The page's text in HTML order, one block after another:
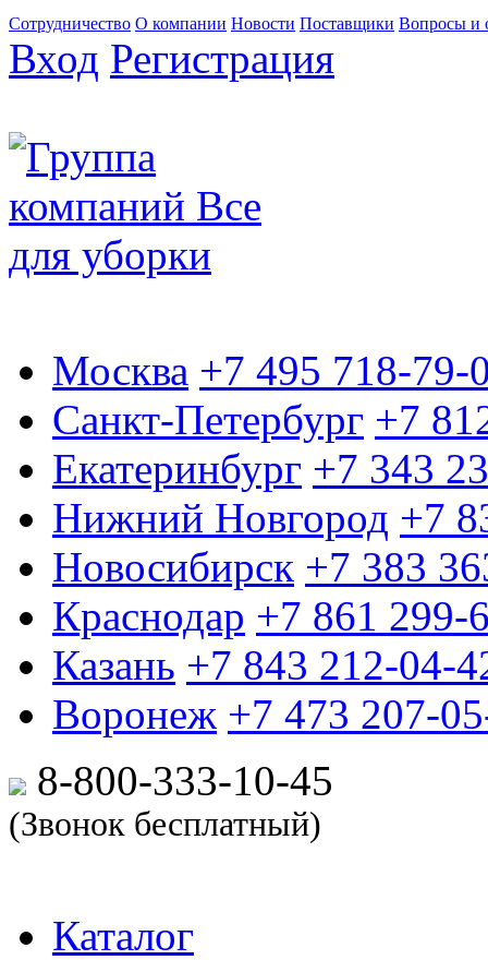
Сотрудничество О компании Новости Поставщики Вопросы и
Вход Регистрация
Москва +7 495 718-79-
Санкт-Петербург +7
Екатеринбург +7 343
Нижний Новгород +7
Новосибирск +7 383
Краснодар +7 861 299-
Казань +7 843 212-04-
Воронеж +7 473 207-
8-800-333-10-45
(Звонок бесплатный)
Каталог